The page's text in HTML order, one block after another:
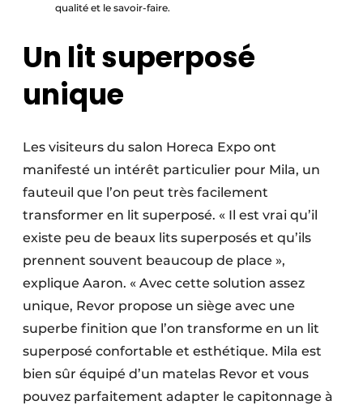
qualité et le savoir-faire.
Un lit superposé
unique
Les visiteurs du salon Horeca Expo ont
manifesté un intérêt particulier pour Mila, un
fauteuil que l’on peut très facilement
transformer en lit superposé. « Il est vrai qu’il
existe peu de beaux lits superposés et qu’ils
prennent souvent beaucoup de place »,
explique Aaron. « Avec cette solution assez
unique, Revor propose un siège avec une
superbe finition que l’on transforme en un lit
superposé confortable et esthétique. Mila est
bien sûr équipé d’un matelas Revor et vous
pouvez parfaitement adapter le capitonnage à